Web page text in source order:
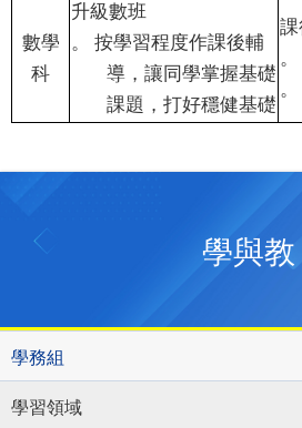
數學
科
升級數班
。 按學習程度作課後輔
導，讓同學掌握基礎
課題，打好穩健基礎
。
。
學與教
學務組
學習領域